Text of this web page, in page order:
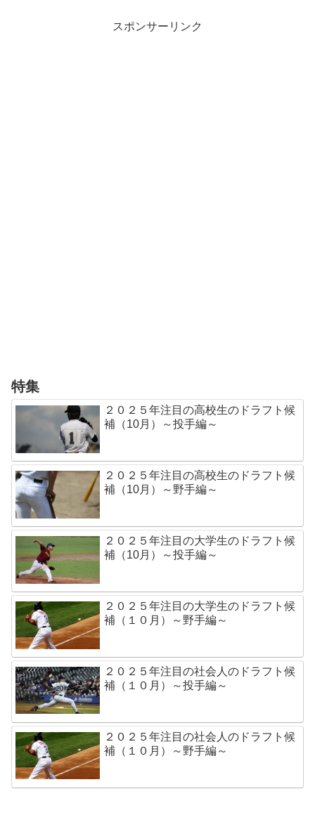
スポンサーリンク
特集
２０２５年注目の高校生のドラフト候
補（10月）～投手編～
２０２５年注目の高校生のドラフト候
補（10月）～野手編～
２０２５年注目の大学生のドラフト候
補（10月）～投手編～
２０２５年注目の大学生のドラフト候
補（１０月）～野手編～
２０２５年注目の社会人のドラフト候
補（１０月）～投手編～
２０２５年注目の社会人のドラフト候
補（１０月）～野手編～